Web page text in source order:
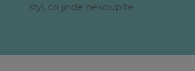
styl, co jinde nekoupíte